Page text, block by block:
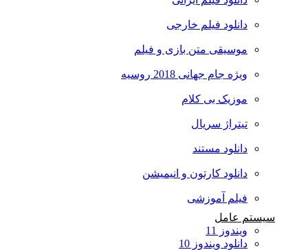
دانلود فیلم خارجی
موسیقی متن بازی و فیلم
ویژه جام جهانی 2018 روسیه
موزیک بی کلام
تیتراژ سریال
دانلود مستند
دانلود کارتون و انیمیشن
فیلم آموزشی
سیستم عامل
ویندوز 11
دانلود ویندوز 10